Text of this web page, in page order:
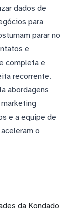
dados de
para
parar no
e
completa e
recorrente.
abordagens
e a equipe de
o
da Kondado